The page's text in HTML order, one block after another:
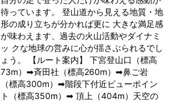
待っています。 登山道から見える地質・地
形の成り立ちが分かれば更に 大きな満足感
が味わえます、過去の火山活動やダイナミ
ッ クな地球の営みに心が揺さぶられるでし
ょう。 【ルート案内】 下宮登山口（標高
73m）➡斉田社（標高260m）➡鼻ご岩
（標高300m）➡階段下付近ビューポイン
ト（標高350m）➡ 頂上（404m）天空の